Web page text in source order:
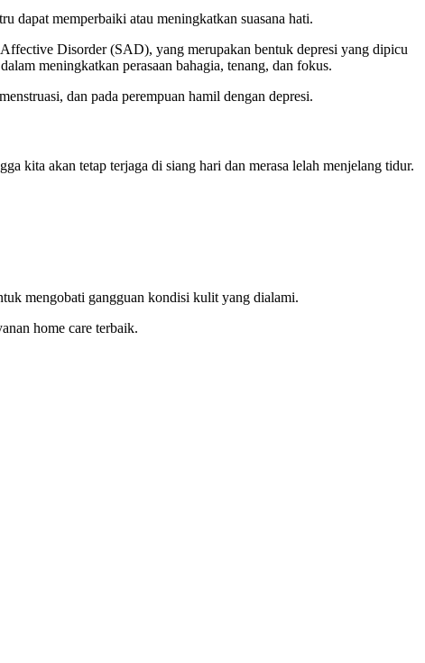
dapat memperbaiki atau meningkatkan suasana hati.
Disorder (SAD), yang merupakan bentuk depresi yang dipicu
meningkatkan perasaan bahagia, tenang, dan fokus.
dan pada perempuan hamil dengan depresi.
kita akan tetap terjaga di siang hari dan merasa lelah menjelang tidur.
mengobati gangguan kondisi kulit yang dialami.
home care terbaik.